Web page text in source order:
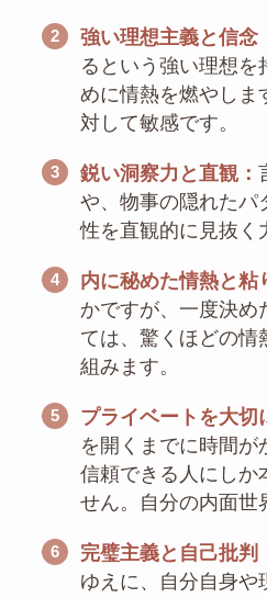
2 強い理想主義と信念
るという強い理想を
めに情熱を燃やしま
対して敏感です。
3 鋭い洞察力と直観：
や、物事の隠れたパ
性を直観的に見抜く
4 内に秘めた情熱と粘
かですが、一度決め
ては、驚くほどの情
組みます。
5 プライベートを大切
を開くまでに時間が
信頼できる人にしか
せん。自分の内面世
6 完璧主義と自己批判
ゆえに、自分自身や